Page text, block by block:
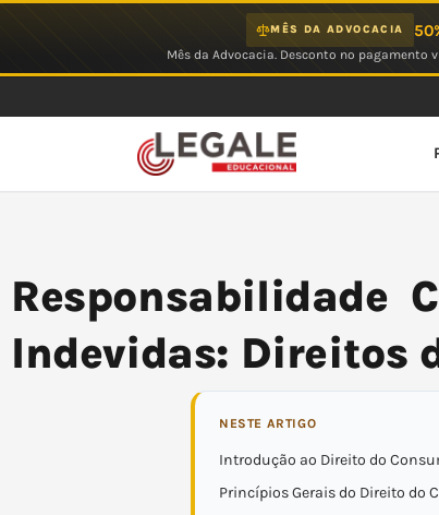
MÊS DA ADVOCACIA
Mês da Advocacia. Desconto no
Responsabilidade
Indevidas: Direitos
NESTE ARTIGO
Introdução ao Direito do
Princípios Gerais do Direito do